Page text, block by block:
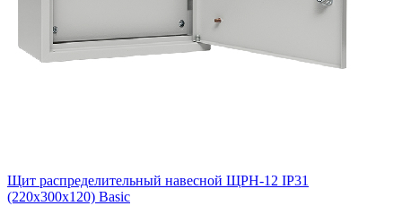
Щит распределительный навесной ЩРН-12 IP31
(220х300х120) Basic